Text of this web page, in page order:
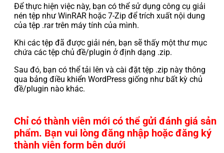
Để thực hiện việc này, bạn có thể sử dụng công cụ giải
nén tệp như WinRAR hoặc 7-Zip để trích xuất nội dung
của tệp .rar trên máy tính của mình.
Khi các tệp đã được giải nén, bạn sẽ thấy một thư mục
chứa các tệp chủ đề/plugin ở định dạng .zip.
Sau đó, bạn có thể tải lên và cài đặt tệp .zip này thông
qua bảng điều khiển WordPress giống như bất kỳ chủ
đề/plugin nào khác.
Chỉ có thành viên mới có thể gửi đánh giá sản
phẩm. Bạn vui lòng đăng nhập hoặc đăng ký
thành viên form bên dưới